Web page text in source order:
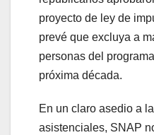
proyecto de ley de
prevé que excluya a
personas del
próxima década.
En un claro asedio a
asistenciales, SNAP